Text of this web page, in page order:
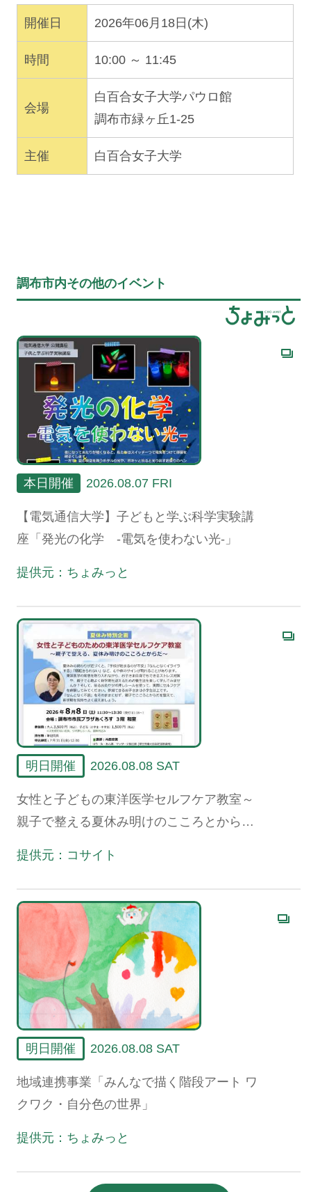
開催日 2026年06月18日(木)
時間 10:00 ～ 11:45
会場
白百合女子大学パウロ館
調布市緑ヶ丘1-25
主催 白百合女子大学
調布市内その他のイベント
本日開催 2026.08.07 FRI
【電気通信大学】子どもと学ぶ科学実験講
座「発光の化学 -電気を使わない光-」
提供元：ちょみっと
明日開催 2026.08.08 SAT
女性と子どもの東洋医学セルフケア教室～
親子で整える夏休み明けのこころとからだ
提供元：コサイト
明日開催 2026.08.08 SAT
地域連携事業「みんなで描く階段アート ワ
クワク・自分色の世界」
提供元：ちょみっと